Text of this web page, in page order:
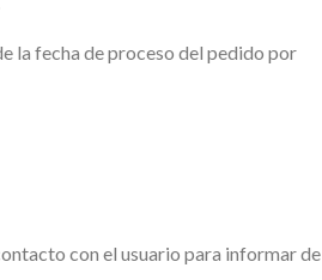
la fecha de proceso del pedido por
con el usuario para informar de